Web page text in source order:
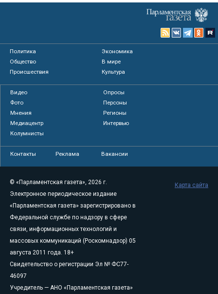
Политика
Экономика
Общество
В мире
Происшествия
Культура
Видео
Опросы
Фото
Персоны
Мнения
Регионы
Медиацентр
Интервью
Колумнисты
Контакты Реклама Вакансии
© «Парламентская газета», 2026 г.
Электронное периодическое издание
«Парламентская газета» зарегистрировано в
Федеральной службе по надзору в сфере
связи, информационных технологий и
массовых коммуникаций (Роскомнадзор) 05
августа 2011 года. 18+
Свидетельство о регистрации Эл № ФС77-
46097
Учредитель — АНО «Парламентская газета»
Карта сайта